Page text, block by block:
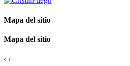
Mapa del sitio
Mapa del sitio
‹ ‹